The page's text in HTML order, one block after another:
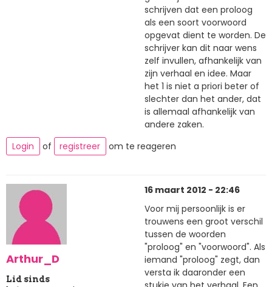
schrijven dat een proloog
als een soort voorwoord
opgevat dient te worden. De
schrijver kan dit naar wens
zelf invullen, afhankelijk van
zijn verhaal en idee. Maar
het 1 is niet a priori beter of
slechter dan het ander, dat
is allemaal afhankelijk van
andere zaken.
Login
of registreer om te reageren
Arthur_D
Lid sinds
16 maart 2012 - 22:46
Voor mij persoonlijk is er
trouwens een groot verschil
tussen de woorden
"proloog" en "voorwoord". Als
iemand "proloog" zegt, dan
versta ik daaronder een